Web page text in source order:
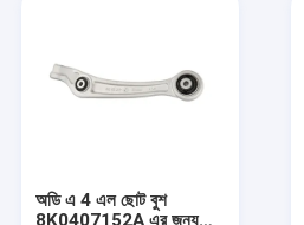
আমাদের সম্পর্কে
অডি এ 4 এল ছোট বুশ
8K0407152A এর জন্য